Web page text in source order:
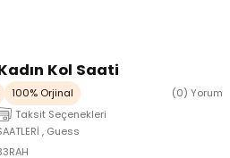
Kol Saati
100% Orjinal
(0) Yorum
Taksit Seçenekleri
, Guess